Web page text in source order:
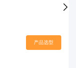
产品选型